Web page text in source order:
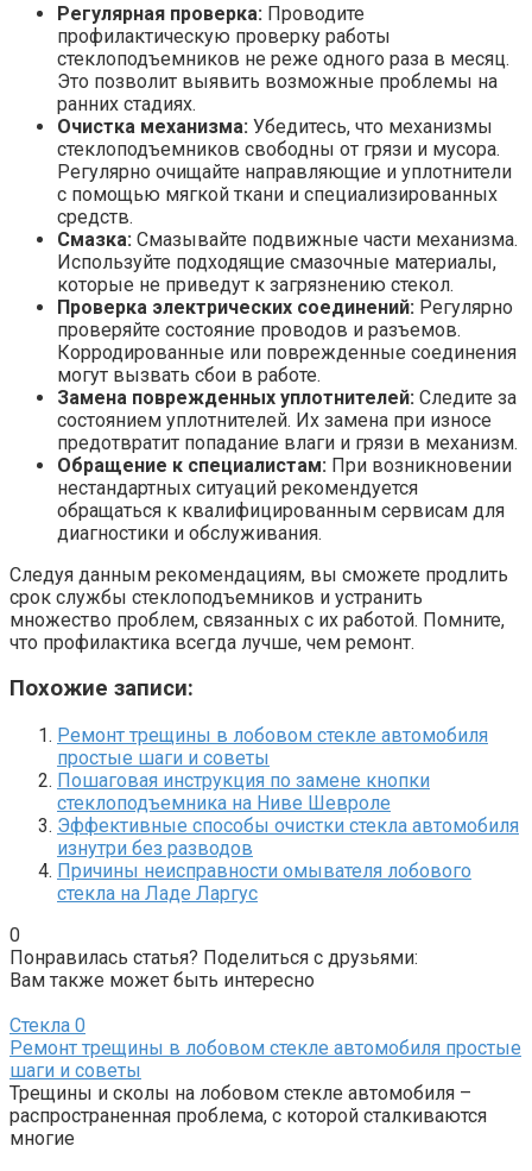
Регулярная проверка: Проводите
профилактическую проверку работы
стеклоподъемников не реже одного раза в месяц.
Это позволит выявить возможные проблемы на
ранних стадиях.
Очистка механизма: Убедитесь, что механизмы
стеклоподъемников свободны от грязи и мусора.
Регулярно очищайте направляющие и уплотнители
с помощью мягкой ткани и специализированных
средств.
Смазка: Смазывайте подвижные части механизма.
Используйте подходящие смазочные материалы,
которые не приведут к загрязнению стекол.
Проверка электрических соединений: Регулярно
проверяйте состояние проводов и разъемов.
Корродированные или поврежденные соединения
могут вызвать сбои в работе.
Замена поврежденных уплотнителей: Следите за
состоянием уплотнителей. Их замена при износе
предотвратит попадание влаги и грязи в механизм.
Обращение к специалистам: При возникновении
нестандартных ситуаций рекомендуется
обращаться к квалифицированным сервисам для
диагностики и обслуживания.
Следуя данным рекомендациям, вы сможете продлить
срок службы стеклоподъемников и устранить
множество проблем, связанных с их работой. Помните,
что профилактика всегда лучше, чем ремонт.
Похожие записи:
Ремонт трещины в лобовом стекле автомобиля
простые шаги и советы
Пошаговая инструкция по замене кнопки
стеклоподъемника на Ниве Шевроле
Эффективные способы очистки стекла автомобиля
изнутри без разводов
Причины неисправности омывателя лобового
стекла на Ладе Ларгус
0
Понравилась статья? Поделиться с друзьями:
Вам также может быть интересно
Стекла 0
Ремонт трещины в лобовом стекле автомобиля простые
шаги и советы
Трещины и сколы на лобовом стекле автомобиля –
распространенная проблема, с которой сталкиваются
многие